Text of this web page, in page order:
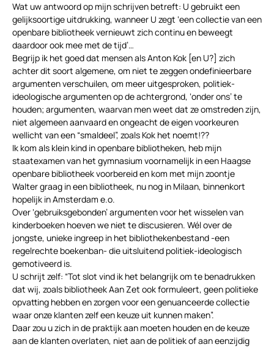
Wat uw antwoord op mijn schrijven betreft: U gebruikt een
gelijksoortige uitdrukking, wanneer U zegt ‘een collectie van een
openbare bibliotheek vernieuwt zich continu en beweegt
daardoor ook mee met de tijd’…
Begrijp ik het goed dat mensen als Anton Kok [en U?] zich
achter dit soort algemene, om niet te zeggen ondefinieerbare
argumenten verschuilen, om meer uitgesproken, politiek-
ideologische argumenten op de achtergrond, ‘onder ons’ te
houden; argumenten, waarvan men weet dat ze omstreden zijn,
niet algemeen aanvaard en ongeacht de eigen voorkeuren
wellicht van een “smaldeel”, zoals Kok het noemt!??
Ik kom als klein kind in openbare bibliotheken, heb mijn
staatexamen van het gymnasium voornamelijk in een Haagse
openbare bibliotheek voorbereid en kom met mijn zoontje
Walter graag in een bibliotheek, nu nog in Milaan, binnenkort
hopelijk in Amsterdam e.o.
Over ‘gebruiksgebonden’ argumenten voor het wisselen van
kinderboeken hoeven we niet te discusieren. Wél over de
jongste, unieke ingreep in het bibliothekenbestand -een
regelrechte boekenban- die uitsluitend politiek-ideologisch
gemotiveerd is.
U schrijt zelf: “Tot slot vind ik het belangrijk om te benadrukken
dat wij, zoals bibliotheek Aan Zet ook formuleert, geen politieke
opvatting hebben en zorgen voor een genuanceerde collectie
waar onze klanten zelf een keuze uit kunnen maken”.
Daar zou u zich in de praktijk aan moeten houden en de keuze
aan de klanten overlaten, niet aan de politiek of aan eenzijdig